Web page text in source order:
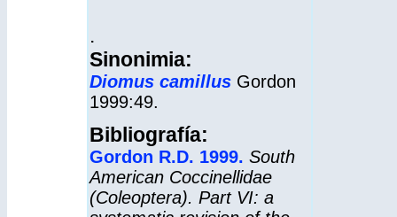
.
Sinonimia:
Diomus camillus Gordon
1999:49.
Bibliografía:
Gordon R.D. 1999. South
American Coccinellidae
(Coleoptera). Part VI: a